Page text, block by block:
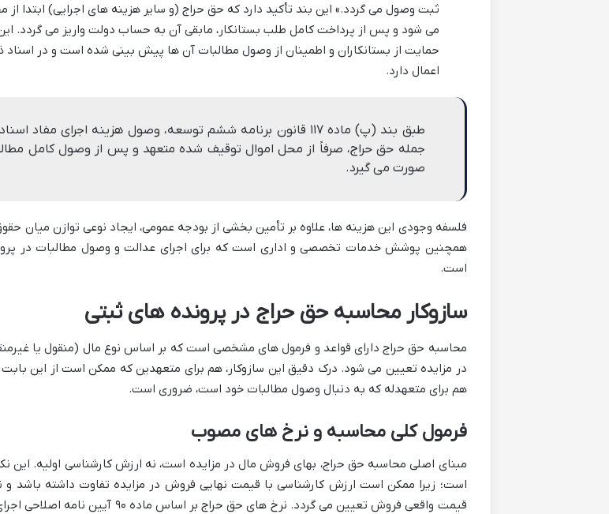
ثبت وصول می گردد.» این بند تأکید دارد که حق حراج (و سایر هزینه های اجرایی) ابتدا
می شود و پس از پرداخت کامل طلب بستانکار، مابقی آن به حساب دولت واریز می گردد.
حمایت از بستانکاران و اطمینان از وصول مطالبات آن ها پیش بینی شده است و در اسناد
اعمال دارد.
طبق بند (پ) ماده ۱۱۷ قانون برنامه ششم توسعه، وصول هزینه اجرای مفاد
جمله حق حراج، صرفاً از محل اموال توقیف شده متعهد و پس از وصول کامل
صورت می گیرد.
فلسفه وجودی این هزینه ها، علاوه بر تأمین بخشی از بودجه عمومی، ایجاد نوعی توازن میان
همچنین پوشش خدمات تخصصی و اداری است که برای اجرای عدالت و وصول مطالبات در
است.
سازوکار محاسبه حق حراج در پرونده های ثبتی
محاسبه حق حراج دارای قواعد و فرمول های مشخصی است که بر اساس نوع مال (منقول یا
در مزایده تعیین می شود. درک دقیق این سازوکار، هم برای متعهدین که ممکن است از این
هم برای متعهدله که به دنبال وصول مطالبات خود است، ضروری است.
فرمول کلی محاسبه و نرخ های مصوب
مبنای اصلی محاسبه حق حراج، بهای فروش مال در مزایده است، نه ارزش کارشناسی اولیه. این
است؛ زیرا ممکن است ارزش کارشناسی با قیمت نهایی فروش در مزایده تفاوت داشته باشد و
قیمت واقعی فروش تعیین می گردد. نرخ های حق حراج بر